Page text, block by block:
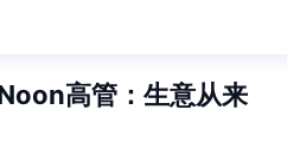
高管：生意从来